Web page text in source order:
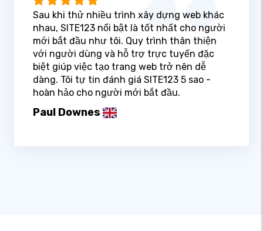
Sau khi thử nhiều trình xây dựng web khác
nhau, SITE123 nổi bật là tốt nhất cho người
mới bắt đầu như tôi. Quy trình thân thiện
với người dùng và hỗ trợ trực tuyến đặc
biệt giúp việc tạo trang web trở nên dễ
dàng. Tôi tự tin đánh giá SITE123 5 sao -
hoàn hảo cho người mới bắt đầu.
Paul Downes